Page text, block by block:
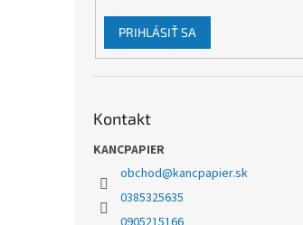
PRIHLÁSIŤ SA
Kontakt
KANCPAPIER
obchod@kancpapier.sk
0385325635